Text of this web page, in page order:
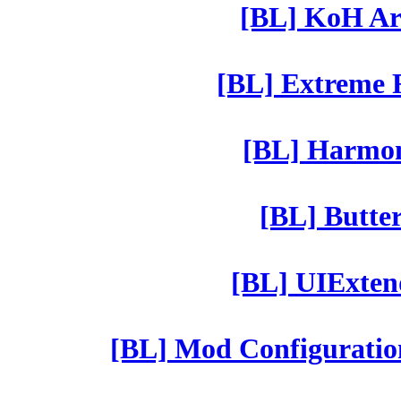
[BL] KoH
[BL] Extreme
[BL]
[BL]
[BL]
[BL] Mod